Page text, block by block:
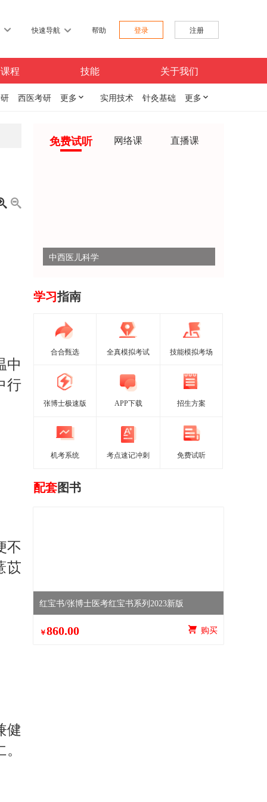
快速导航 帮助 登录 注册
程 技能 关于我们
西医考研 更多  实用技术 针灸基础 更多 

中
行
不
苡
健
免费试听 网络课 直播课
中西医儿科学
学习指南
合合甄选 全真模拟考试 技能模拟考场
张博士极速版 APP下载 招生方案
机考系统 考点速记冲刺 免费试听
配套图书
红宝书/张博士医考红宝书系列2023新版
￥860.00  购买